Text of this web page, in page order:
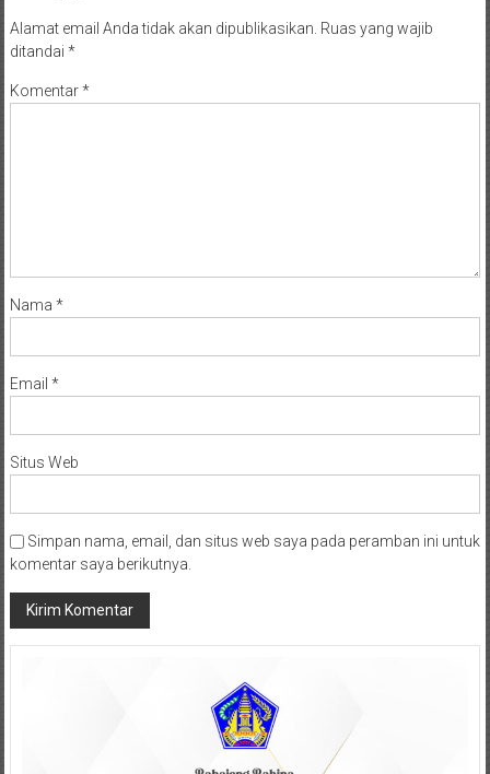
Alamat email Anda tidak akan dipublikasikan. Ruas yang wajib
ditandai *
Komentar*
Nama *
Email *
Situs Web
Simpan nama, email, dan situs web saya pada peramban ini untuk
komentar saya berikutnya.